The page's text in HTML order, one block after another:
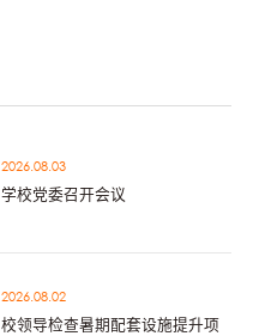
2026.08.03
学校党委召开会议
2026.08.02
校领导检查暑期配套设施提升项